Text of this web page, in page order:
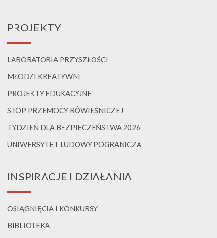
PROJEKTY
LABORATORIA PRZYSZŁOŚCI
MŁODZI KREATYWNI
PROJEKTY EDUKACYJNE
STOP PRZEMOCY RÓWIEŚNICZEJ
TYDZIEŃ DLA BEZPIECZEŃSTWA 2026
UNIWERSYTET LUDOWY POGRANICZA
INSPIRACJE I DZIAŁANIA
OSIĄGNIĘCIA I KONKURSY
BIBLIOTEKA